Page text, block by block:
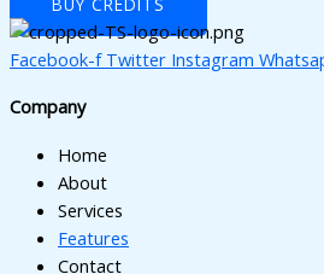
Facebook-f Twitter Instagram
Company
Home
About
Services
Features
Contact